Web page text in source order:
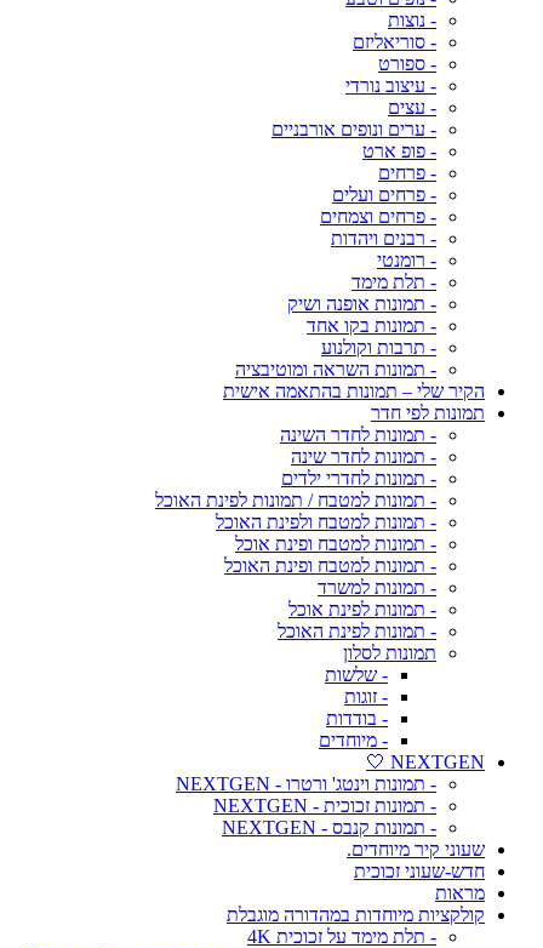
- נוצות
- סוריאליזם
- ספורט
- עיצוב נורדי
- עצים
- ערים ונופים אורבניים
- פופ ארט
- פרחים
- פרחים ועלים
- פרחים וצמחים
- רבנים ויהדות
- רומנטי
- תלת מימד
- תמונות אופנה ושיק
- תמונות בקו אחד
- תרבות וקולנוע
- תמונות השראה ומוטיבציה
הקיר שלי – תמונות בהתאמה אישית
תמונות לפי חדר
- תמונות לחדר השינה
- תמונות לחדר שינה
- תמונות לחדרי ילדים
- תמונות למטבח / תמונות לפינת האוכל
- תמונות למטבח ולפינת האוכל
- תמונות למטבח ופינת אוכל
- תמונות למטבח ופינת האוכל
- תמונות למשרד
- תמונות לפינת אוכל
- תמונות לפינת האוכל
תמונות לסלון
- שלשות
- זוגות
- בודדות
- מיוחדים
NEXTGEN 🤍
- תמונות וינטג' ורטרו - NEXTGEN
- תמונות זכוכית - NEXTGEN
- תמונות קנבס - NEXTGEN
שעוני קיר מיוחדים.
חדש-שעוני זכוכית
מראות
קולקציות מיוחדות במהדורה מוגבלת
- תלת מימד על זכוכית 4K